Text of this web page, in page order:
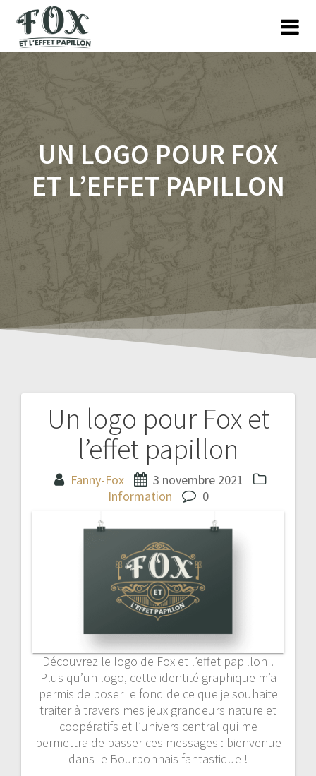
UN LOGO POUR FOX
ET L’EFFET PAPILLON
Un logo pour Fox et
l’effet papillon
Fanny-Fox
3 novembre 2021
Information
0
Découvrez le logo de Fox et l’effet papillon !
Plus qu’un logo, cette identité graphique m’a
permis de poser le fond de ce que je souhaite
traiter à travers mes jeux grandeurs nature et
coopératifs et l’univers central qui me
permettra de passer ces messages : bienvenue
dans le Bourbonnais fantastique !
Navigation
l’article